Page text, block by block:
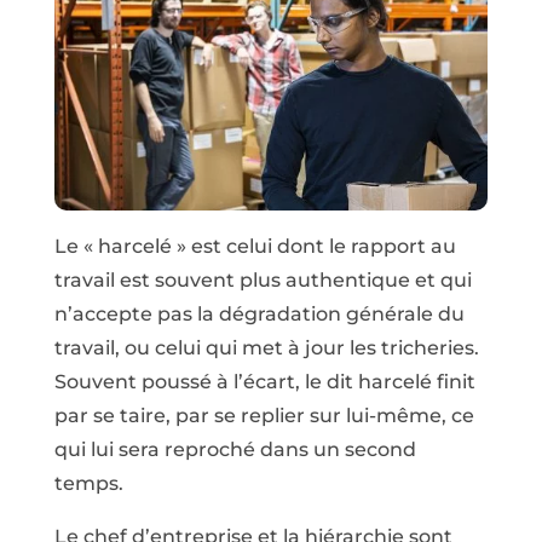
Le « harcelé » est celui dont le rapport au
travail est souvent plus authentique et qui
n’accepte pas la dégradation générale du
travail, ou celui qui met à jour les tricheries.
Souvent poussé à l’écart, le dit harcelé finit
par se taire, par se replier sur lui-même, ce
qui lui sera reproché dans un second
temps.
Le chef d’entreprise et la hiérarchie sont